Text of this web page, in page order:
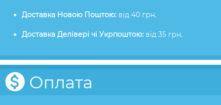
Доставка Новою Поштою: від 40 грн.
Доставка Делівері чі Укрпоштою: від 35 грн.
Оплата